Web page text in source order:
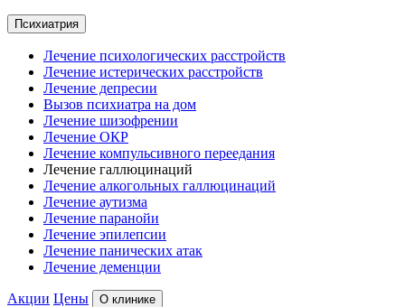
Психиатрия
Лечение психологических расстройств
Лечение истерических расстройств
Лечение депресии
Вызов психиатра на дом
Лечение шизофрении
Лечение ОКР
Лечение компульсивного переедания
Лечение галлюцинаций
Лечение алкогольных галлюцинаций
Лечение аутизма
Лечение паранойи
Лечение эпилепсии
Лечение панических атак
Лечение деменции
Акции Цены О клинике